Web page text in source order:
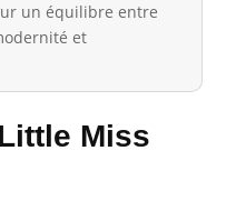
un équilibre entre
et
Miss